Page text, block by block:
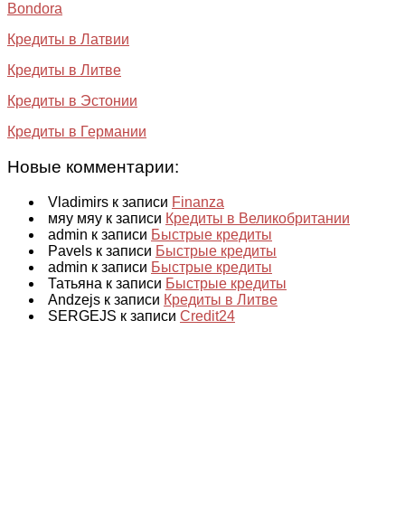
Bondora
Кредиты в Латвии
Кредиты в Литве
Кредиты в Эстонии
Кредиты в Германии
Новые комментарии:
Vladimirs к записи Finanza
мяу мяу к записи Кредиты в Великобритании
admin к записи Быстрые кредиты
Pavels к записи Быстрые кредиты
admin к записи Быстрые кредиты
Татьяна к записи Быстрые кредиты
Andzejs к записи Кредиты в Литве
SERGEJS к записи Credit24